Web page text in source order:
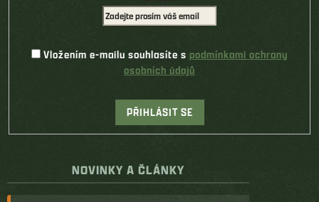
Vložením e-mailu souhlasíte s podmínkami ochrany
osobních údajů
PŘIHLÁSIT SE
NOVINKY A ČLÁNKY